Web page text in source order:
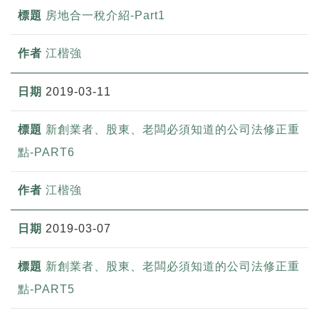
房地合一稅介紹-Part1
江楷強
2019-03-11
新創業者、股東、老闆必須知道的公司法修正重
點-PART6
江楷強
2019-03-07
新創業者、股東、老闆必須知道的公司法修正重
點-PART5